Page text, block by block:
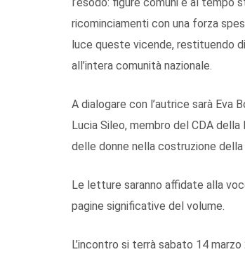
l’esodo: figure comuni e al tempo
ricominciamenti con una forza
luce queste vicende, restituendo
all’intera comunità nazionale.
A dialogare con l’autrice sarà Eva
Lucia Sileo, membro del CDA
delle donne nella costruzione
Le letture saranno affidate alla
pagine significative del volume.
L’incontro si terrà sabato 14